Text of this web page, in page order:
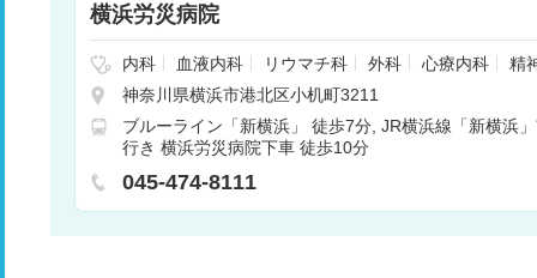
横浜労災病院
内科 血液内科 リウマチ科 外科 心療内科
精
呼吸器外科
消化器外科 腎臓内科
整形外科
形成外科 皮膚科
科
リハビリテーション科 歯科 歯科口腔外科
呼吸器内科
循環器内科 緩和ケア内科
病内科
内分泌内科
科
放射線治療科
神奈川県横浜市港北区小机町3211
ブルーライン「新横浜」 徒歩7分 JR横浜線「新横浜
行き 横浜労災病院下車 徒歩10分
045-474-8111